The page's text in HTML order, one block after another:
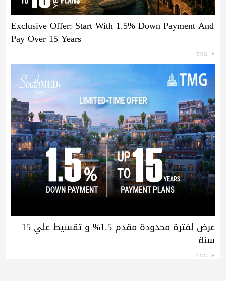
Exclusive Offer: Start With 1.5% Down Payment And
Pay Over 15 Years
TMG
عرض لفترة محدودة مقدم 1.5% و تقسيط علي 15
سنة
TMG